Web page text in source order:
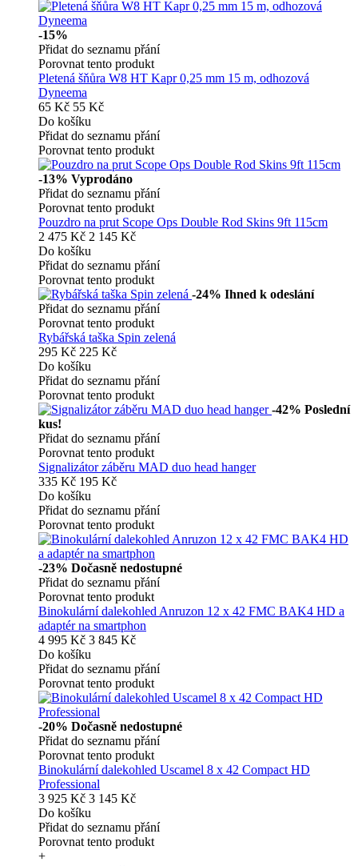
-15%
Přidat do seznamu přání
Porovnat tento produkt
Pletená šňůra W8 HT Kapr 0,25 mm 15 m, odhozová
Dyneema
65 Kč 55 Kč
Do košíku
Přidat do seznamu přání
Porovnat tento produkt
-13% Vyprodáno
Přidat do seznamu přání
Porovnat tento produkt
Pouzdro na prut Scope Ops Double Rod Skins 9ft 115cm
2 475 Kč 2 145 Kč
Do košíku
Přidat do seznamu přání
Porovnat tento produkt
-24% Ihned k odeslání
Přidat do seznamu přání
Porovnat tento produkt
Rybářská taška Spin zelená
295 Kč 225 Kč
Do košíku
Přidat do seznamu přání
Porovnat tento produkt
-42% Poslední
kus!
Přidat do seznamu přání
Porovnat tento produkt
Signalizátor záběru MAD duo head hanger
335 Kč 195 Kč
Do košíku
Přidat do seznamu přání
Porovnat tento produkt
-23% Dočasně nedostupné
Přidat do seznamu přání
Porovnat tento produkt
Binokulární dalekohled Anruzon 12 x 42 FMC BAK4 HD a
adaptér na smartphon
4 995 Kč 3 845 Kč
Do košíku
Přidat do seznamu přání
Porovnat tento produkt
-20% Dočasně nedostupné
Přidat do seznamu přání
Porovnat tento produkt
Binokulární dalekohled Uscamel 8 x 42 Compact HD
Professional
3 925 Kč 3 145 Kč
Do košíku
Přidat do seznamu přání
Porovnat tento produkt
+